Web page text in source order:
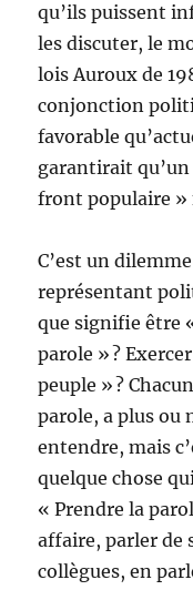
qu’ils puissent
les discuter, le
lois Auroux de
conjonction
favorable
garantirait
front populaire »
C’est un
représentant
que signifie être
parole » ?
peuple » ?
parole, a plus ou
entendre, mais
quelque chose
« Prendre la
affaire, parler de
collègues, en